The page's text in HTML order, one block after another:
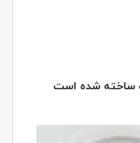
ساخته شده است